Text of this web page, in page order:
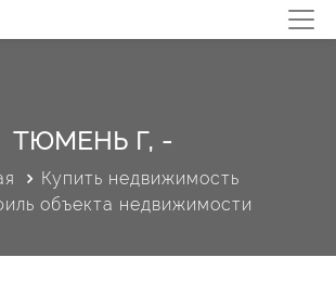
ТЮМЕНЬ Г, -
Купить недвижимость
объекта недвижимости